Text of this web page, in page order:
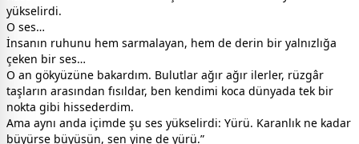
yükselirdi.
O ses…
İnsanın ruhunu hem sarmalayan, hem de derin bir yalnızlığa
çeken bir ses…
O an gökyüzüne bakardım. Bulutlar ağır ağır ilerler, rüzgâr
taşların arasından fısıldar, ben kendimi koca dünyada tek bir
nokta gibi hissederdim.
Ama aynı anda içimde şu ses yükselirdi: Yürü. Karanlık ne kadar
büyürse büyüsün, sen yine de yürü.”